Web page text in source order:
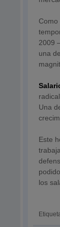
2009
una
Una
Este
los